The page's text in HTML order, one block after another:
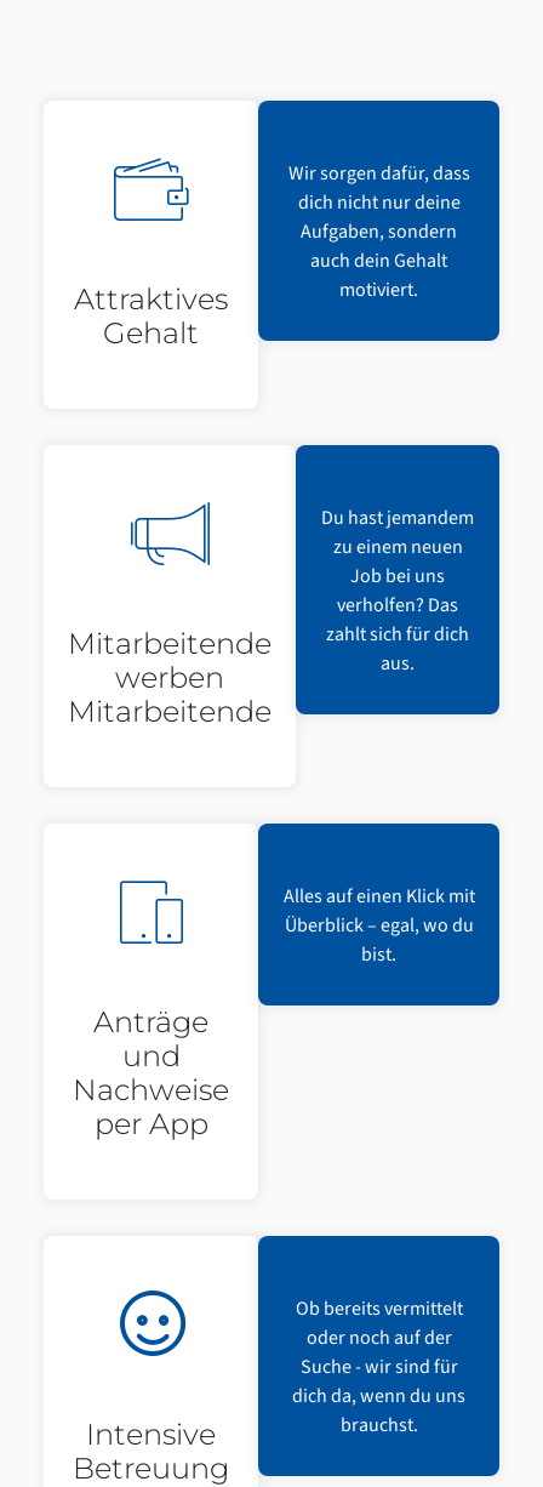
Attraktives
Gehalt
Wir sorgen dafür, dass
dich nicht nur deine
Aufgaben, sondern
auch dein Gehalt
motiviert.
Mitarbeitende
werben
Mitarbeitende
Du hast jemandem
zu einem neuen
Job bei uns
verholfen? Das
zahlt sich für dich
aus.
Anträge
und
Nachweise
per App
Alles auf einen Klick mit
Überblick – egal, wo du
bist.
Intensive
Betreuung
Ob bereits vermittelt
oder noch auf der
Suche - wir sind für
dich da, wenn du uns
brauchst.